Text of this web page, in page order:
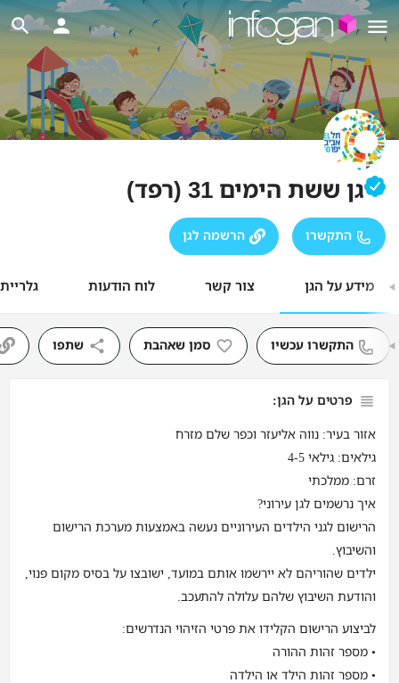
גן ששת הימים 31 (רפד)
התקשרו הרשמה לגן
מידע על הגן צור קשר לוח הודעות
התקשרו עכשיו סמן שאהבת שתפו
פרטים על הגן:
אזור בעיר: נווה אליעזר וכפר שלם מזרח
גילאים: גילאי 4-5
זרם: ממלכתי
איך נרשמים לגן עירוני?
הרישום לגני הילדים העירוניים נעשה באמצעות מערכת הרישום
והשיבוץ.
ילדים שהוריהם לא יירשמו אותם במועד, ישובצו על בסיס מקום פנוי,
והודעת השיבוץ שלהם עלולה להתעכב.
לביצוע הרישום הקלידו את פרטי הזיהוי הנדרשים:
• מספר זהות ההורה
• מספר זהות הילד או הילדה